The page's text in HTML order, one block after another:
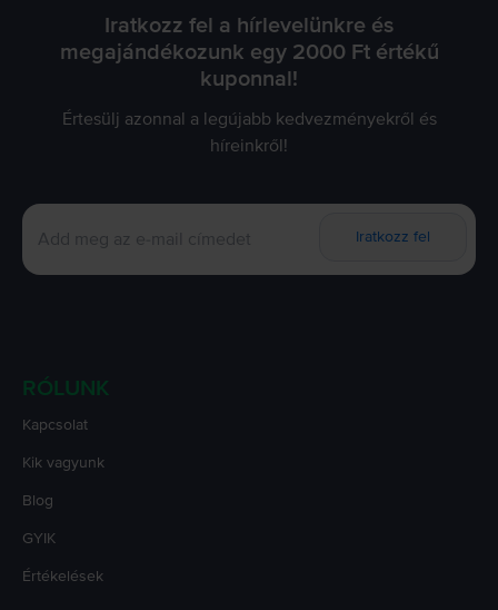
Iratkozz fel a hírlevelünkre és
megajándékozunk egy 2000 Ft értékű
kuponnal!
Értesülj azonnal a legújabb kedvezményekről és
híreinkről!
Iratkozz fel
RÓLUNK
Kapcsolat
Kik vagyunk
Blog
GYIK
Értékelések